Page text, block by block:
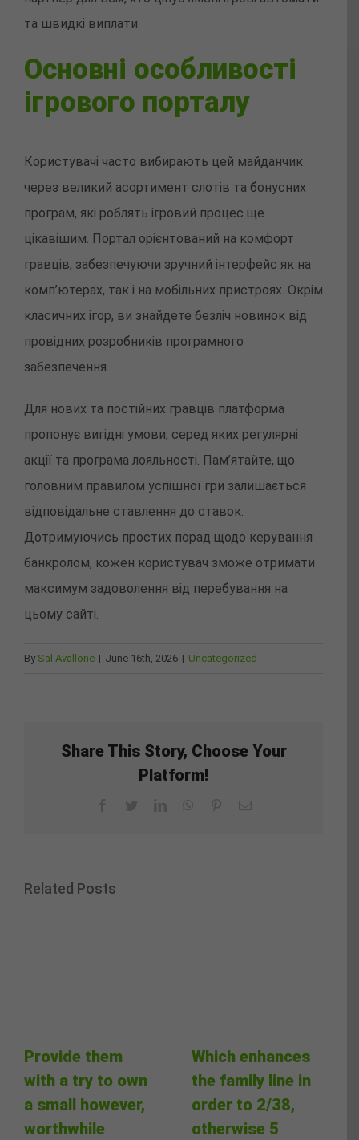
та швидкі виплати.
Основні особливості
ігрового порталу
Користувачі часто вибирають цей майданчик
через великий асортимент слотів та бонусних
програм, які роблять ігровий процес ще
цікавішим. Портал орієнтований на комфорт
гравців, забезпечуючи зручний інтерфейс як на
комп’ютерах, так і на мобільних пристроях. Окрім
класичних ігор, ви знайдете безліч новинок від
провідних розробників програмного
забезпечення.
Для нових та постійних гравців платформа
пропонує вигідні умови, серед яких регулярні
акції та програма лояльності. Пам’ятайте, що
головним правилом успішної гри залишається
відповідальне ставлення до ставок.
Дотримуючись простих порад щодо керування
банкролом, кожен користувач зможе отримати
максимум задоволення від перебування на
цьому сайті.
By Sal Avallone | June 16th, 2026 | Uncategorized
Share This Story, Choose Your
Platform!
Related Posts
Provide them
with a try to own
a small however,
worthwhile
Which enhances
the family line in
order to 2/38,
otherwise 5